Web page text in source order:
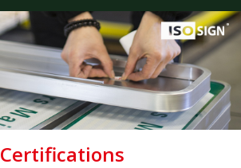
Certifications